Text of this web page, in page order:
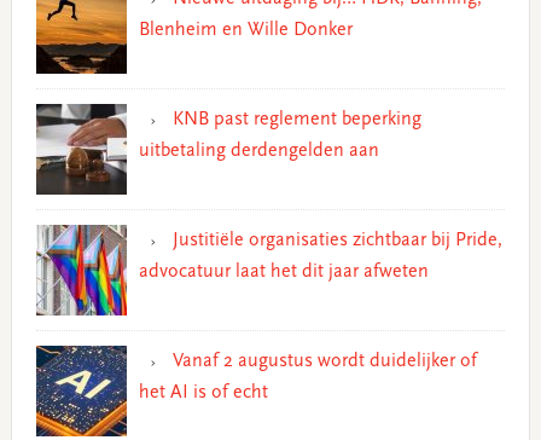
Blenheim en Wille Donker
KNB past reglement beperking
uitbetaling derdengelden aan
Justitiële organisaties zichtbaar bij Pride,
advocatuur laat het dit jaar afweten
Vanaf 2 augustus wordt duidelijker of
het AI is of echt